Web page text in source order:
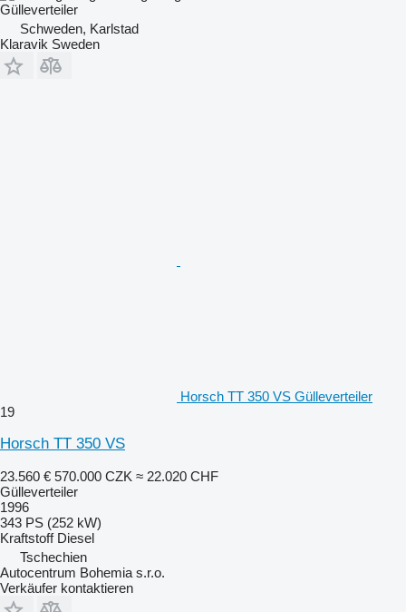
Gülleverteiler
Schweden, Karlstad
Klaravik Sweden
Horsch TT 350 VS Gülleverteiler
19
Horsch TT 350 VS
23.560 € 570.000 CZK ≈ 22.020 CHF
Gülleverteiler
1996
343 PS (252 kW)
Kraftstoff Diesel
Tschechien
Autocentrum Bohemia s.r.o.
Verkäufer kontaktieren